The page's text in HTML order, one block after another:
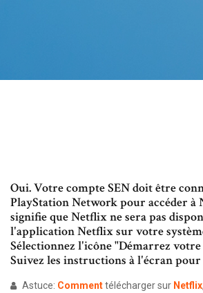
Oui. Votre compte SEN doit être
PlayStation Network pour accéder à
signifie que Netflix ne sera pas
l'application Netflix sur votre
Sélectionnez l'icône "Démarrez
Suivez les instructions à l'écran pour
Astuce: Commenttélécharger sur Netflix